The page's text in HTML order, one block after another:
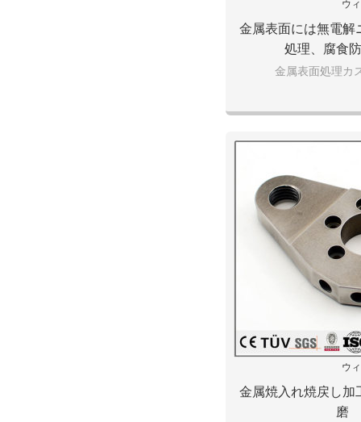
ウ
金属表面には無電解
処理、腐食
金属表面処理カ
ウ
金属焼入れ焼戻し加
磨